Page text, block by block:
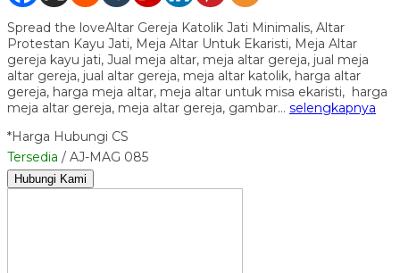
Spread the loveAltar Gereja Katolik Jati Minimalis, Altar
Protestan Kayu Jati, Meja Altar Untuk Ekaristi, Meja Altar
gereja kayu jati, Jual meja altar, meja altar gereja, jual meja
altar gereja, jual altar gereja, meja altar katolik, harga altar
gereja, harga meja altar, meja altar untuk misa ekaristi, harga
meja altar gereja, meja altar gereja, gambar… selengkapnya
*Harga Hubungi CS
Tersedia / AJ-MAG 085
Hubungi Kami